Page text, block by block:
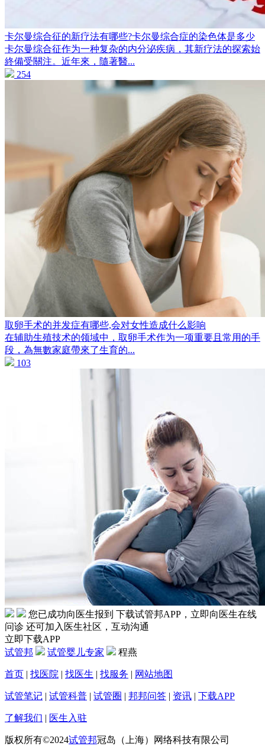
卡尔曼综合征的新疗法有哪些?卡尔曼综合症的染色体是多少
卡尔曼综合征作为一种复杂的内分泌疾病，其新疗法的探索始
終備受關注。近年來，隨著醫...
254
取卵手术的并发症有哪些,会对女性造成什么影响
在辅助生殖技术的领域中，取卵手术作为一项重要且常用的手
段，為無數家庭帶來了生育的...
103
您已成功向医生报到 下载试管邦APP，立即向医生在线
问诊 还可加入医生社区，互动沟通
立即下载APP
试管邦
试管婴儿专家 程燕
首页 | 找医院 | 找医生 | 找服务 | 网站地图
试管笔记 | 试管科普 | 试管圈 | 邦邦问答 | 资讯 | 下载APP
了解我们 | 医生入驻
版权所有©2024试管邦冠岛（上海）网络科技有限公司